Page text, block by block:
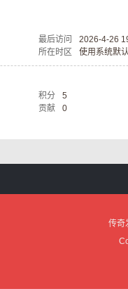
最后访问
2026-4-26
所在时区 使用系统默
积分
5
贡献 0
传奇